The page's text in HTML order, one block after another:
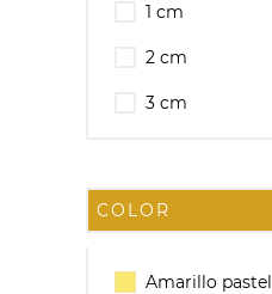
1 cm
2 cm
3 cm
COLOR
Amarillo pastel